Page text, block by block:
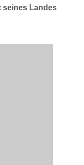
seines Landes